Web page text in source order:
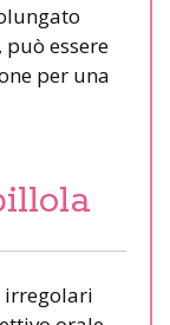
essere
per una
irregolari